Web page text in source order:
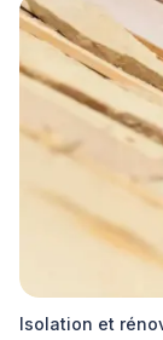
Isolation et